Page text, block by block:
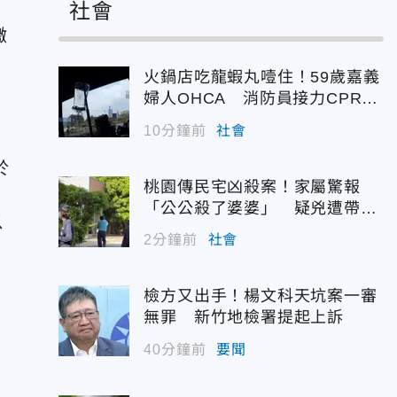
社會
火鍋店吃龍蝦丸噎住！59歲嘉義
婦人OHCA 消防員接力CPR搶
救成功
10分鐘前 社會
桃園傳民宅凶殺案！家屬驚報
「公公殺了婆婆」 疑兇遭帶回
偵訊
2分鐘前 社會
檢方又出手！楊文科天坑案一審
無罪 新竹地檢署提起上訴
40分鐘前 要聞